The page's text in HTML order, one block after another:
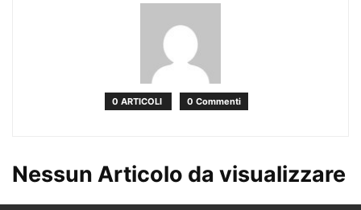
0 ARTICOLI 0 Commenti
Nessun Articolo da visualizzare